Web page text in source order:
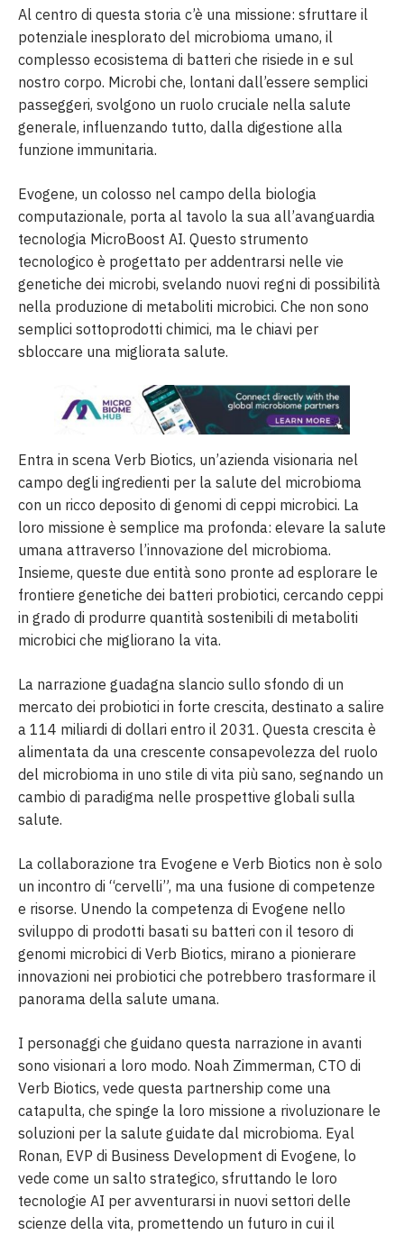
Al centro di questa storia c’è una missione: sfruttare il
potenziale inesplorato del microbioma umano, il
complesso ecosistema di batteri che risiede in e sul
nostro corpo. Microbi che, lontani dall’essere semplici
passeggeri, svolgono un ruolo cruciale nella salute
generale, influenzando tutto, dalla digestione alla
funzione immunitaria.
Evogene, un colosso nel campo della biologia
computazionale, porta al tavolo la sua all’avanguardia
tecnologia MicroBoost AI. Questo strumento
tecnologico è progettato per addentrarsi nelle vie
genetiche dei microbi, svelando nuovi regni di possibilità
nella produzione di metaboliti microbici. Che non sono
semplici sottoprodotti chimici, ma le chiavi per
sbloccare una migliorata salute.
Entra in scena Verb Biotics, un’azienda visionaria nel
campo degli ingredienti per la salute del microbioma
con un ricco deposito di genomi di ceppi microbici. La
loro missione è semplice ma profonda: elevare la salute
umana attraverso l’innovazione del microbioma.
Insieme, queste due entità sono pronte ad esplorare le
frontiere genetiche dei batteri probiotici, cercando ceppi
in grado di produrre quantità sostenibili di metaboliti
microbici che migliorano la vita.
La narrazione guadagna slancio sullo sfondo di un
mercato dei probiotici in forte crescita, destinato a salire
a 114 miliardi di dollari entro il 2031. Questa crescita è
alimentata da una crescente consapevolezza del ruolo
del microbioma in uno stile di vita più sano, segnando un
cambio di paradigma nelle prospettive globali sulla
salute.
La collaborazione tra Evogene e Verb Biotics non è solo
un incontro di “cervelli”, ma una fusione di competenze
e risorse. Unendo la competenza di Evogene nello
sviluppo di prodotti basati su batteri con il tesoro di
genomi microbici di Verb Biotics, mirano a pionierare
innovazioni nei probiotici che potrebbero trasformare il
panorama della salute umana.
I personaggi che guidano questa narrazione in avanti
sono visionari a loro modo. Noah Zimmerman, CTO di
Verb Biotics, vede questa partnership come una
catapulta, che spinge la loro missione a rivoluzionare le
soluzioni per la salute guidate dal microbioma. Eyal
Ronan, EVP di Business Development di Evogene, lo
vede come un salto strategico, sfruttando le loro
tecnologie AI per avventurarsi in nuovi settori delle
scienze della vita, promettendo un futuro in cui il